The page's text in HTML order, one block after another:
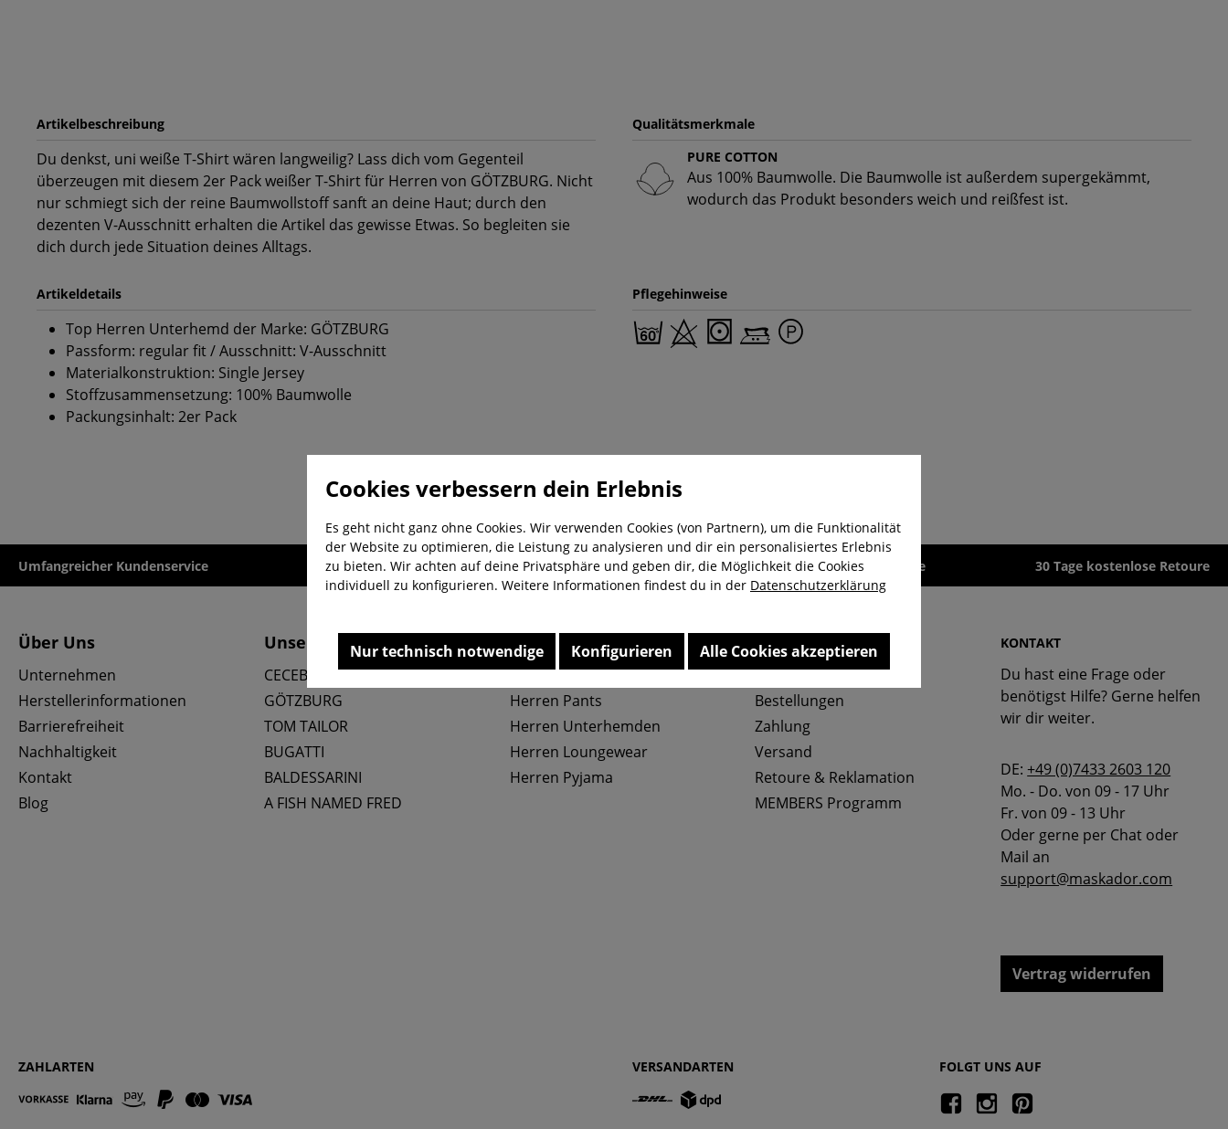
Artikelbeschreibung
Du denkst, uni weiße T-Shirt wären langweilig? Lass dich vom Gegenteil
überzeugen mit diesem 2er Pack weißer T-Shirt für Herren von GÖTZBURG. Nicht
nur schmiegt sich der reine Baumwollstoff sanft an deine Haut; durch den
dezenten V-Ausschnitt erhalten die Artikel das gewisse Etwas. So begleiten sie
dich durch jede Situation deines Alltags.
Qualitätsmerkmale
PURE COTTON
Aus 100% Baumwolle. Die Baumwolle ist außerdem supergekämmt,
wodurch das Produkt besonders weich und reißfest ist.
Artikeldetails
Top Herren Unterhemd der Marke: GÖTZBURG
Passform: regular fit / Ausschnitt: V-Ausschnitt
Materialkonstruktion: Single Jersey
Stoffzusammensetzung: 100% Baumwolle
Packungsinhalt: 2er Pack
Pflegehinweise
Umfangreicher Kundenservice Kauf auf Rechnung Kostenloser Versand ab 29,-€ Lieferzeit 1-3 Werktage 30 Tage kostenlose Retoure
Über Uns
Unternehmen
Herstellerinformationen
Barrierefreiheit
Nachhaltigkeit
Kontakt
Blog
Unsere Marken
CECEBA
GÖTZBURG
TOM TAILOR
BUGATTI
BALDESSARINI
A FISH NAMED FRED
Top Kategorien
Herren Slips
Herren Pants
Herren Unterhemden
Herren Loungewear
Herren Pyjama
Service & FAQ
Größentabellen
Bestellungen
Zahlung
Versand
Retoure & Reklamation
MEMBERS Programm
KONTAKT
Du hast eine Frage oder
benötigst Hilfe? Gerne helfen
wir dir weiter.
DE:+49 (0)7433 2603 120
Mo. - Do. von 09 - 17 Uhr
Fr. von 09 - 13 Uhr
Oder gerne per Chat oder
Mail an
support@maskador.com
Vertrag widerrufen
ZAHLARTEN VERSANDARTEN FOLGT UNS AUF
Cookies verbessern dein Erlebnis
Es geht nicht ganz ohne Cookies. Wir verwenden Cookies (von Partnern), um die Funktionalität
der Website zu optimieren, die Leistung zu analysieren und dir ein personalisiertes Erlebnis
zu bieten. Wir achten auf deine Privatsphäre und geben dir, die Möglichkeit die Cookies
individuell zu konfigurieren. Weitere Informationen findest du in der Datenschutzerklärung
Nur technisch notwendige Konfigurieren Alle Cookies akzeptieren